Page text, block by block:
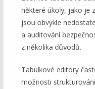
některé úkoly, jako je
jsou obvykle
a auditování
z několika důvodů.
Tabulkové editory
možnosti